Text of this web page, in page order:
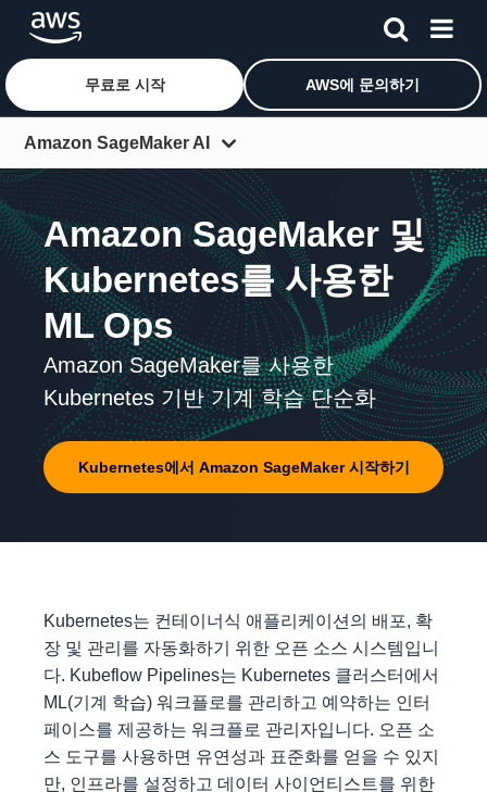
메인 콘텐츠로 건너뛰기
무료로 시작 AWS에 문의하기
Amazon SageMaker AI
개요
기능
ML 단계
요금
FAQ
시작하기
고객
Amazon SageMaker 및
Kubernetes를 사용한
ML Ops
Amazon SageMaker를 사용한
Kubernetes 기반 기계 학습 단순화
Kubernetes에서 Amazon SageMaker 시작하기
Kubernetes는 컨테이너식 애플리케이션의 배포, 확
장 및 관리를 자동화하기 위한 오픈 소스 시스템입니
다. Kubeflow Pipelines는 Kubernetes 클러스터에서
ML(기계 학습) 워크플로를 관리하고 예약하는 인터
페이스를 제공하는 워크플로 관리자입니다. 오픈 소
스 도구를 사용하면 유연성과 표준화를 얻을 수 있지
만, 인프라를 설정하고 데이터 사이언티스트를 위한